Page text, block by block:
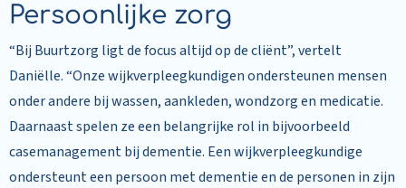
Persoonlijke zorg
“Bij Buurtzorg ligt de focus altijd op de cliënt”, vertelt
Daniëlle. “Onze wijkverpleegkundigen ondersteunen mensen
onder andere bij wassen, aankleden, wondzorg en medicatie.
Daarnaast spelen ze een belangrijke rol in bijvoorbeeld
casemanagement bij dementie. Een wijkverpleegkundige
ondersteunt een persoon met dementie en de personen in zijn